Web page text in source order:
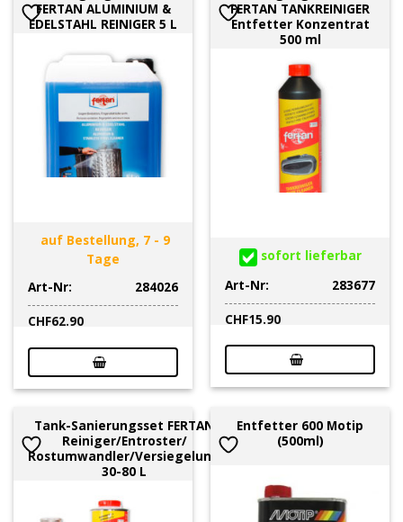
FERTAN ALUMINIUM &
EDELSTAHL REINIGER 5 L
auf Bestellung, 7 - 9
Tage
Art-Nr:
284026
CHF62.90
FERTAN TANKREINIGER
Entfetter Konzentrat
500 ml
sofort lieferbar
Art-Nr:
283677
CHF15.90
Tank-Sanierungsset FERTAN
Reiniger/Entroster/
Rostumwandler/Versiegelung
30-80 L
Entfetter 600 Motip
(500ml)